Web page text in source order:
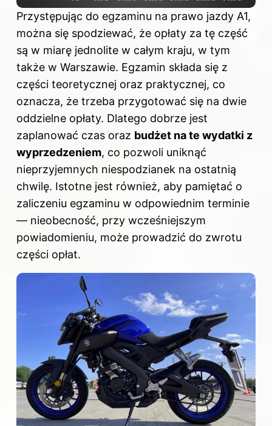
Przystępując do egzaminu na prawo jazdy A1,
można się spodziewać, że opłaty za tę część
są w miarę jednolite w całym kraju, w tym
także w Warszawie. Egzamin składa się z
części teoretycznej oraz praktycznej, co
oznacza, że trzeba przygotować się na dwie
oddzielne opłaty. Dlatego dobrze jest
zaplanować czas oraz budżet na te wydatki z
wyprzedzeniem, co pozwoli uniknąć
nieprzyjemnych niespodzianek na ostatnią
chwilę. Istotne jest również, aby pamiętać o
zaliczeniu egzaminu w odpowiednim terminie
— nieobecność, przy wcześniejszym
powiadomieniu, może prowadzić do zwrotu
części opłat.